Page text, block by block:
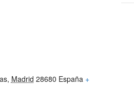
, Madrid 28680 España +